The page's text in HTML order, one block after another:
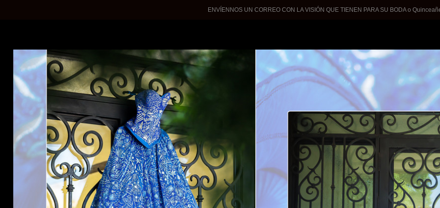
WEDDINGS
QUINCEANERAS
ENGAGEMENTS
PHOTOSHOTS
About Me
ENVÍENNOS UN CORREO CON LA VISIÓN QUE TIENEN PARA SU BODA o